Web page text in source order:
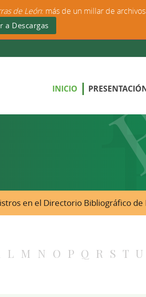
INICIO
en el Directorio Bibliográfico de
L M N O P Q R S T U
de León: más de un millar de
a Descargas